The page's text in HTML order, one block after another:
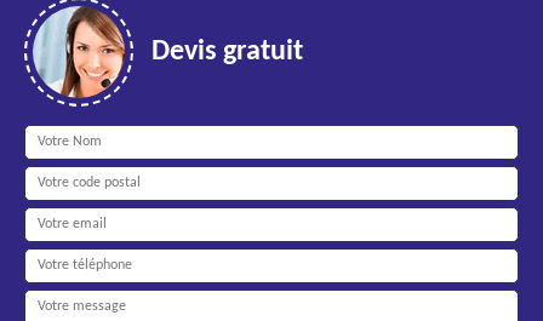
Devis gratuit